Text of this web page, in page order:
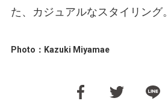
た、カジュアルなスタイリング。
Photo：Kazuki Miyamae